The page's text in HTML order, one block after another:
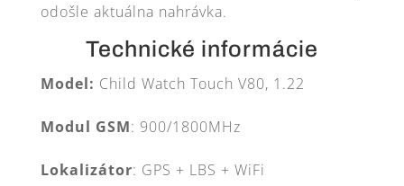
odošle aktuálna nahrávka.
Technické informácie
Model: Child Watch Touch V80, 1.22
Modul GSM: 900/1800MHz
Lokalizátor: GPS + LBS + WiFi